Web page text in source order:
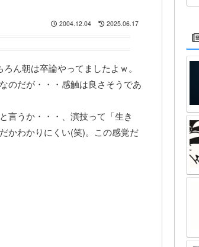
2004.12.04 2025.06.17
ん朝は卒論やってましたよｗ。
のだが・・・感触は良さそうであ
言うか・・・、演技って「生き
かわかりにくい(笑)。この感覚だ